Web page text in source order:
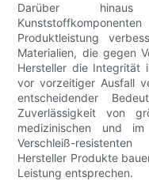
Darüber hinaus
Produktleistung
Materialien, die gegen
Hersteller die Integrität
vor vorzeitiger Ausfall
entscheidender
Zuverlässigkeit von
medizinischen und
Verschleiß-
Hersteller Produkte
Leistung entsprechen.